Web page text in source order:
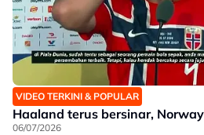
VIDEO TERKINI & POPULAR
Haaland terus bersinar,
06/07/2026